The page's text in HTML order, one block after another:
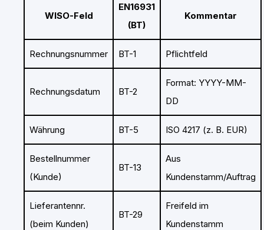
WISO-Feld
EN16931
(BT)
Kommentar
Rechnungsnummer BT-1 Pflichtfeld
Rechnungsdatum BT-2
Format: YYYY-MM-
DD
Währung BT-5 ISO 4217 (z. B. EUR)
Bestellnummer
(Kunde)
BT-13
Aus
Kundenstamm/Auftrag
Lieferantennr.
(beim Kunden)
BT-29
Freifeld im
Kundenstamm